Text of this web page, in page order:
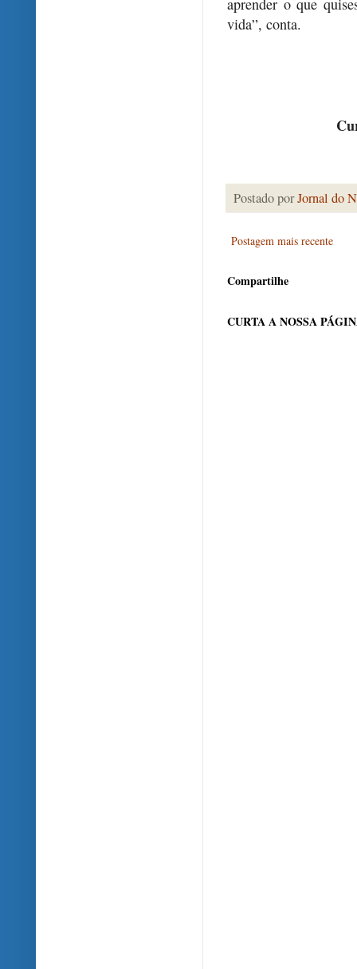
vida”, conta.
Postado porJornal do
Postagem mais recente
Compartilhe
CURTA A NOSSA